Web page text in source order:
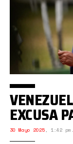
EXCUSA
30 Mayo 2025, 1:42 pm.